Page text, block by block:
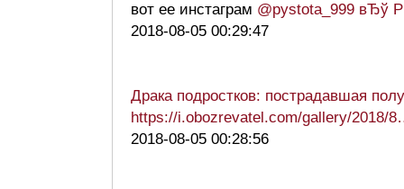
вот ее инстаграм @pystota_999 вЂў
2018-08-05 00:29:47
Драка подростков: пострадавшая
https://i.obozrevatel.com/gallery/2018/
2018-08-05 00:28:56